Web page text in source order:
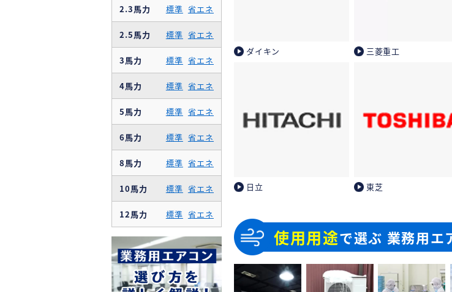
ダイキン 三菱重工
日立 東芝
使用用途で選ぶ 業務用エ
2.3馬力 標準 省エネ
2.5馬力 標準 省エネ
3馬力 標準 省エネ
4馬力 標準 省エネ
5馬力 標準 省エネ
6馬力 標準 省エネ
8馬力 標準 省エネ
10馬力 標準 省エネ
12馬力 標準 省エネ